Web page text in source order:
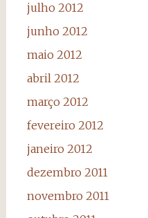
julho 2012
junho 2012
maio 2012
abril 2012
março 2012
fevereiro 2012
janeiro 2012
dezembro 2011
novembro 2011